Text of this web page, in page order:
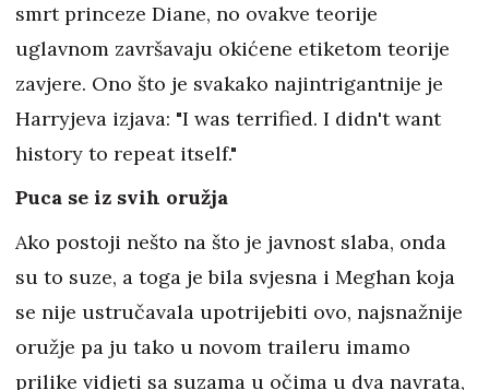
smrt princeze Diane, no ovakve teorije
uglavnom završavaju okićene etiketom teorije
zavjere. Ono što je svakako najintrigantnije je
Harryjeva izjava: "I was terrified. I didn't want
history to repeat itself."
Puca se iz svih oružja
Ako postoji nešto na što je javnost slaba, onda
su to suze, a toga je bila svjesna i Meghan koja
se nije ustručavala upotrijebiti ovo, najsnažnije
oružje pa ju tako u novom traileru imamo
prilike vidjeti sa suzama u očima u dva navrata,